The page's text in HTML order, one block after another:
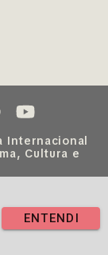
ENTENDI
Internacional
Cultura e